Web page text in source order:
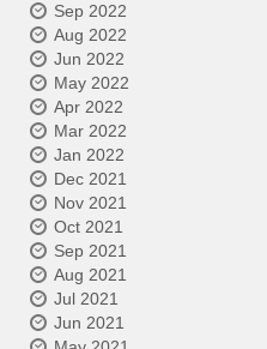
Sep 2022
Aug 2022
Jun 2022
May 2022
Apr 2022
Mar 2022
Jan 2022
Dec 2021
Nov 2021
Oct 2021
Sep 2021
Aug 2021
Jul 2021
Jun 2021